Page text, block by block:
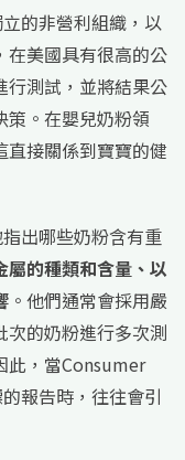
的非營利組織，以
在美國具有很高的公
行測試，並將結果公
策。在嬰兒奶粉領
接關係到寶寶的健
出哪些奶粉含有重
屬的種類和含量、以
。他們通常會採用嚴
的奶粉進行多次測
此，當Consumer
報告時，往往會引